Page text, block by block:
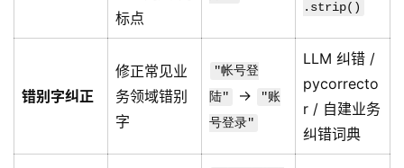
标点
.strip()
错别字纠正
修正常见业
务领域错别
字
"帐号登
陆"
→
"账
号登录"
LLM 纠错 /
pycorrecto
r / 自建业务
纠错词典